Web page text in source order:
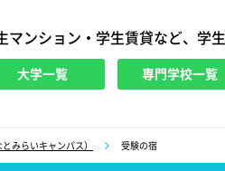
マンション・学生賃貸など、学
大学一覧 専門学校一覧
みらいキャンパス） 受験の宿